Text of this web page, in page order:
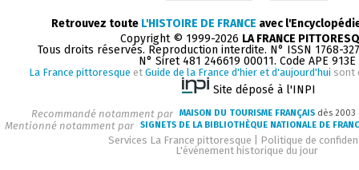
Retrouvez toute L'HISTOIRE DE FRANCE avec
Copyright © 1999-2026 LA FRANCE
Tous droits réservés. Reproduction interdite. N° ISSN 1768-
N° Siret 481 246619 00011. Code APE 913E
La France pittoresque et Guide de la France d'hier et d'aujourd'hui sont
Site déposé à l'INPI
Recommandé notamment par MAISON DU TOURISME FRANÇAIS dès
Mentionné notamment par SIGNETS DE LA BIBLIOTHÈQUE NATIONALE DE
Services La France pittoresque
Politique de
L'événement historique du jour